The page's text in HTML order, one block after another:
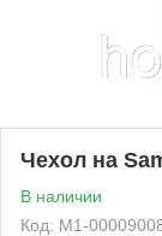
Чехол на
В наличии
Код: М1-